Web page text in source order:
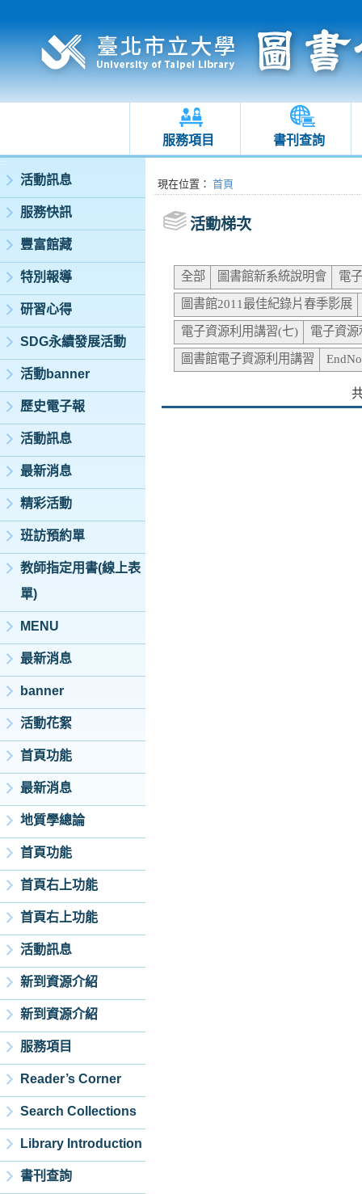
服務項目 書刊查詢
:::
活動訊息
服務快訊
豐富館藏
特別報導
研習心得
SDG永續發展活動
活動banner
歷史電子報
活動訊息
最新消息
精彩活動
班訪預約單
教師指定用書(線上表
單)
MENU
最新消息
banner
活動花絮
首頁功能
最新消息
地質學總論
首頁功能
首頁右上功能
首頁右上功能
活動訊息
新到資源介紹
新到資源介紹
服務項目
Reader’s Corner
Search Collections
Library Introduction
書刊查詢
:::現在位置 ： 首頁
活動梯次
全部 圖書館新系統說明會
電
圖書館2011最佳紀錄片春季影展
電子資源利用講習(七)
電子資
圖書館電子資源利用講習